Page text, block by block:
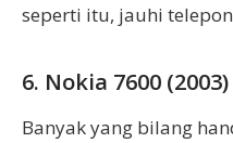
seperti itu, jauhi
6. Nokia 7600 (2003)
Banyak yang bilang